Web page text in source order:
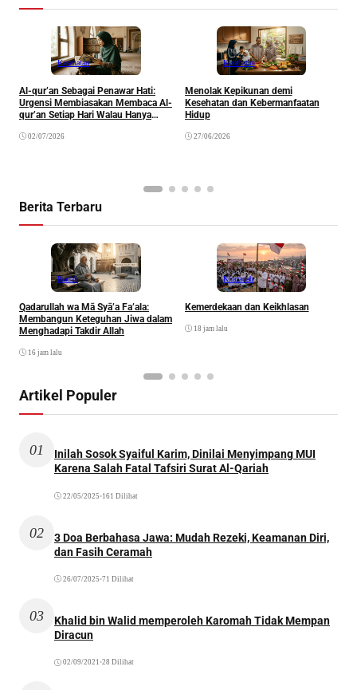
Kesehatan
Al-qur’an Sebagai Penawar Hati:
Urgensi Membiasakan Membaca Al-
qur’an Setiap Hari Walau Hanya
02/07/2026
Kesehatan
Menolak Kepikunan demi
Kesehatan dan Kebermanfaatan
Hidup
27/06/2026
Berita Terbaru
Ibadah
Qadarullah wa Mā Syā’a Fa’ala:
Membangun Keteguhan Jiwa dalam
Menghadapi Takdir Allah
16 jam lalu
Khazanah
Kemerdekaan dan Keikhlasan
18 jam lalu
Artikel Populer
01
Inilah Sosok Syaiful Karim, Dinilai Menyimpang MUI
Karena Salah Fatal Tafsiri Surat Al-Qariah
22/05/2025 •161 Dilihat
02
3 Doa Berbahasa Jawa: Mudah Rezeki, Keamanan Diri,
dan Fasih Ceramah
26/07/2025 •71 Dilihat
03
Khalid bin Walid memperoleh Karomah Tidak Mempan
Diracun
02/09/2021 •28 Dilihat